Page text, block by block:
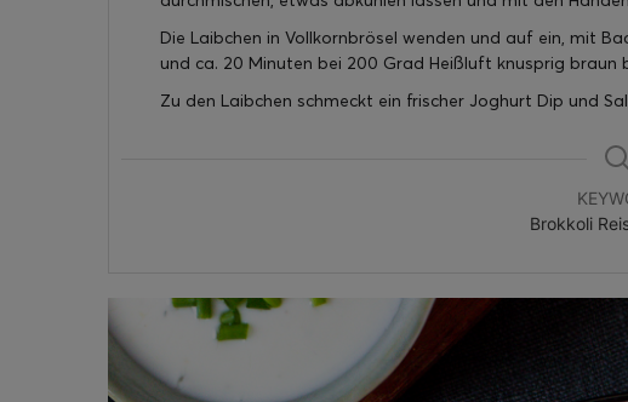
Die Laibchen in Vollkornbrösel wenden und auf ein, mit
und ca. 20 Minuten bei 200 Grad Heißluft knusprig braun
Zu den Laibchen schmeckt ein frischer Joghurt Dip und
Brokkoli